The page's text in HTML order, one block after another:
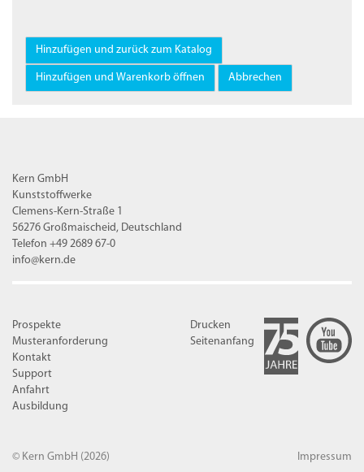
Kern GmbH
Kunststoffwerke
Clemens-Kern-Straße 1
56276 Großmaischeid, Deutschland
Telefon +49 2689 67-0
info@kern.de
Prospekte
Musteranforderung
Kontakt
Support
Anfahrt
Ausbildung
Drucken
Seitenanfang
© Kern GmbH (2026) Impressum